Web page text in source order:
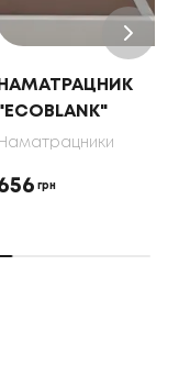
НАМАТРАЦНИК
Наматрацники
грн